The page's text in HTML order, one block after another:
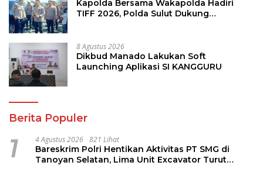
Kapolda Bersama Wakapolda Hadiri
TIFF 2026, Polda Sulut Dukung
8 Agustus 2026
Dikbud Manado Lakukan Soft
Launching Aplikasi SI KANGGURU
Berita Populer
1 4 Agustus 2026 821 Lihat
Bareskrim Polri Hentikan Aktivitas PT SMG di
Tanoyan Selatan, Lima Unit Excavator Turut